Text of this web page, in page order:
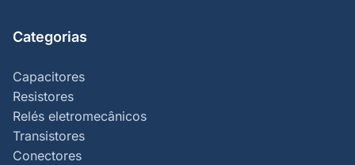
Categorias
Capacitores
Resistores
Relés eletromecânicos
Transistores
Conectores